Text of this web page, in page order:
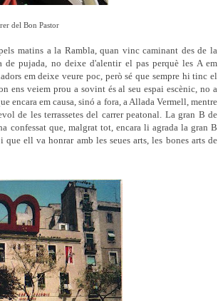
del Bon Pastor
matins a la Rambla, quan vinc caminant des de la
de pujada, no deixe d'alentir el pas perquè les A em
em deixe veure poc, però sé que sempre hi tinc el
ens veiem prou a sovint és al seu espai escènic, no a
encara em causa, sinó a fora, a Allada Vermell, mentre
de les terrassetes del carrer peatonal. La gran B de
confessat que, malgrat tot, encara li agrada la gran B
ell va honrar amb les seues arts, les bones arts de